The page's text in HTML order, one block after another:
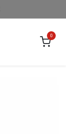
0